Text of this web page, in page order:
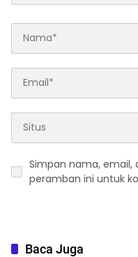
Simpan nama, email,
peramban ini untuk
Baca Juga